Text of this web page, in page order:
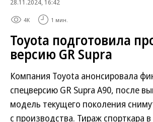
28.11.2024, 16:42
4K 1 мин.
Toyota подготовила
версию GR Supra
Компания Toyota анонсировала
спецверсию GR Supra A90, после
модель текущего поколения
с производства. Тираж спорткара